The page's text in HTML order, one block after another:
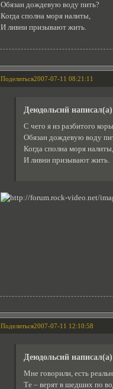
Обязан дождевую воду пить?
Когда сполна моря налиты,
И ливни призывают жить.
Поделиться2007-07-11 08:21:11
Деюдольсий
С чего я из разбитого
Обязан дождевую воду
Когда сполна моря налиты,
И ливни призывают жить.
Поделиться2007-07-11 12:10:58
Деюдольсий
Мне говорили, есть
Те – верят в шедших по